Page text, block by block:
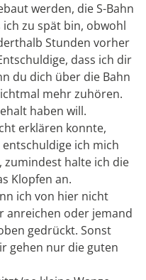
werden, die S-Bahn
zu spät bin, obwohl
Stunden vorher
dass ich dir
du dich über die Bahn
mehr zuhören.
haben will.
erklären konnte,
ich mich
zumindest halte ich die
Klopfen an.
ich von hier nicht
anreichen oder jemand
gedrückt. Sonst
gehen nur die guten